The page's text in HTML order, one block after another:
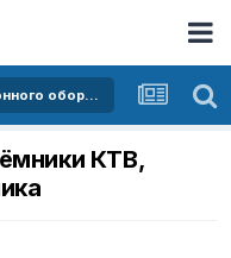
Покупка и продажа телекоммуникационного оборудования
КТВ,